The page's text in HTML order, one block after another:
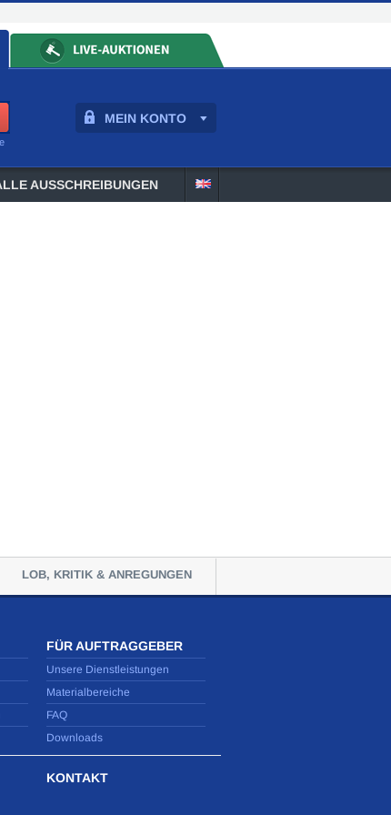
MEIN KONTO
AUSSCHREIBUNGEN
LOB, KRITIK & ANREGUNGEN
FÜR AUFTRAGGEBER
Unsere Dienstleistungen
Materialbereiche
FAQ
Downloads
KONTAKT